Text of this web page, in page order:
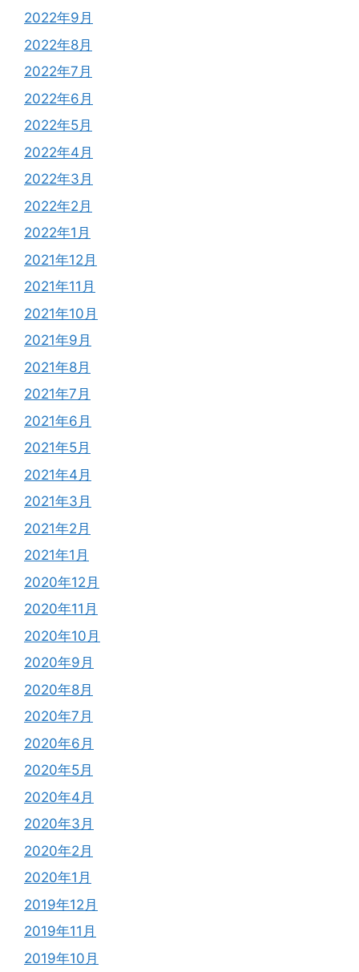
2022年9月
2022年8月
2022年7月
2022年6月
2022年5月
2022年4月
2022年3月
2022年2月
2022年1月
2021年12月
2021年11月
2021年10月
2021年9月
2021年8月
2021年7月
2021年6月
2021年5月
2021年4月
2021年3月
2021年2月
2021年1月
2020年12月
2020年11月
2020年10月
2020年9月
2020年8月
2020年7月
2020年6月
2020年5月
2020年4月
2020年3月
2020年2月
2020年1月
2019年12月
2019年11月
2019年10月